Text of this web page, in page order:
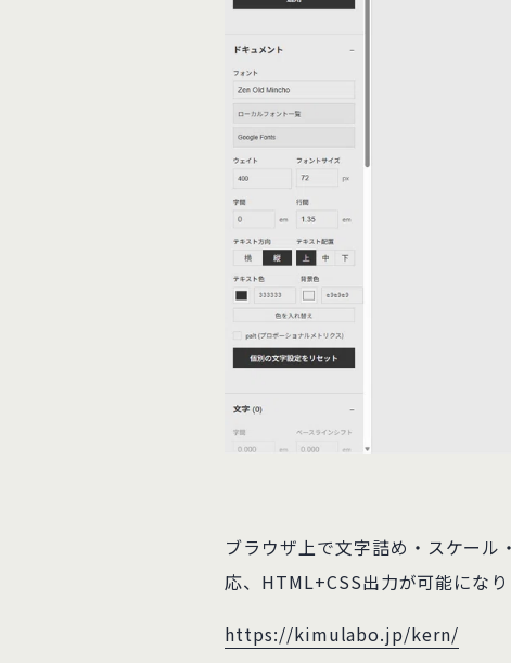
ブラウザ上で文字詰め・スケー
応、HTML+CSS出力が可能になり
https://kimulabo.jp/kern/